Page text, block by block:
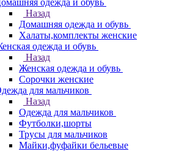
одежда и обувь
Назад
Домашняя одежда и обувь
Халаты,комплекты женские
одежда и обувь
Назад
Женская одежда и обувь
Сорочки женские
для мальчиков
Назад
Одежда для мальчиков
Футболки,шорты
Трусы для мальчиков
Майки,фуфайки бельевые